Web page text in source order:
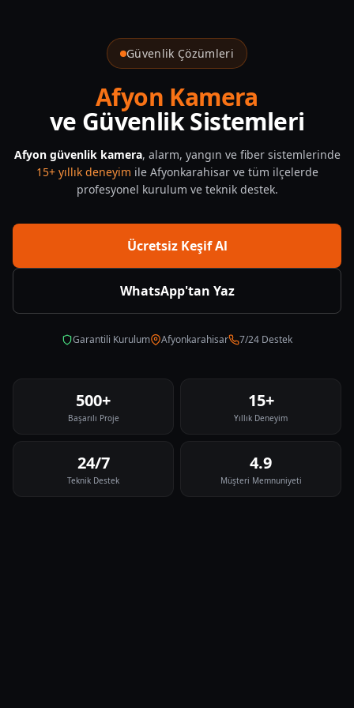
Güvenlik Çözümleri
Afyon Kamera
ve Güvenlik Sistemleri
Afyon güvenlik kamera, alarm, yangın ve fiber sistemlerinde
15+ yıllık deneyim ile Afyonkarahisar ve tüm ilçelerde
profesyonel kurulum ve teknik destek.
Ücretsiz Keşif Al
WhatsApp'tan Yaz
Garantili Kurulum Afyonkarahisar 7/24 Destek
500+
Başarılı Proje
15+
Yıllık Deneyim
24/7
Teknik Destek
4.9
Müşteri Memnuniyeti